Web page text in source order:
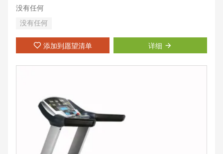
没有任何
没有任何
添加到愿望清单 详细